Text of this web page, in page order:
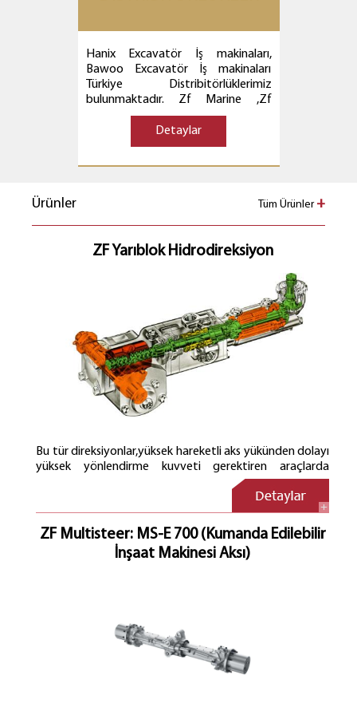
Hanix Excavatör İş makinaları,
Bawoo Excavatör İş makinaları
Türkiye Distribitörlüklerimiz
bulunmaktadır. Zf Marine ,Zf
Şanzıman yetkili servis ve satış
sonrası destek hizmetlerini
veriyoruz.
Detaylar
Ürünler Tüm Ürünler +
ZF Yarıblok Hidrodireksiyon
Bu tür direksiyonlar,yüksek hareketli aks yükünden dolayı
yüksek yönlendirme kuvveti gerektiren araçlarda
kullanılır. Bunlarda gerekli hidrolik çalışma hacimleri
ekonomik blok olarak direksiyon dişli kutusunun çalışma
silindiri içine yerleştirebilirler. Akstan yönlendirilebilen
araçlara düşen 8 tonun üzerindeki aks yönlendirme
güçlerinde kullanılırlar.
ZF Multisteer: MS-E 700 (Kumanda Edilebilir
İnşaat Makinesi Aksı)